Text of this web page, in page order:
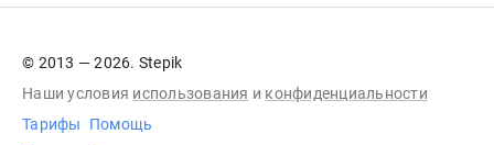
© 2013 — 2026. Stepik
Наши условия использования и конфиденциальности
Тарифы
Помощь